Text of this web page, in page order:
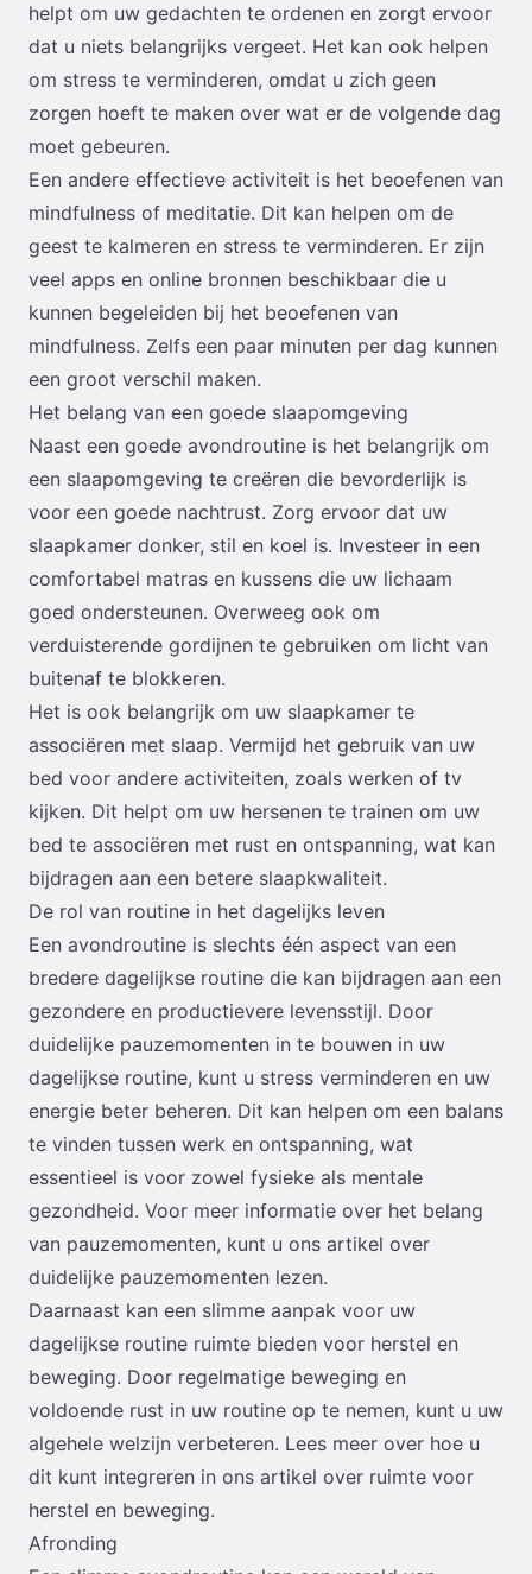
helpt om uw gedachten te ordenen en zorgt ervoor
dat u niets belangrijks vergeet. Het kan ook helpen
om stress te verminderen, omdat u zich geen
zorgen hoeft te maken over wat er de volgende dag
moet gebeuren.
Een andere effectieve activiteit is het beoefenen van
mindfulness of meditatie. Dit kan helpen om de
geest te kalmeren en stress te verminderen. Er zijn
veel apps en online bronnen beschikbaar die u
kunnen begeleiden bij het beoefenen van
mindfulness. Zelfs een paar minuten per dag kunnen
een groot verschil maken.
Het belang van een goede slaapomgeving
Naast een goede avondroutine is het belangrijk om
een slaapomgeving te creëren die bevorderlijk is
voor een goede nachtrust. Zorg ervoor dat uw
slaapkamer donker, stil en koel is. Investeer in een
comfortabel matras en kussens die uw lichaam
goed ondersteunen. Overweeg ook om
verduisterende gordijnen te gebruiken om licht van
buitenaf te blokkeren.
Het is ook belangrijk om uw slaapkamer te
associëren met slaap. Vermijd het gebruik van uw
bed voor andere activiteiten, zoals werken of tv
kijken. Dit helpt om uw hersenen te trainen om uw
bed te associëren met rust en ontspanning, wat kan
bijdragen aan een betere slaapkwaliteit.
De rol van routine in het dagelijks leven
Een avondroutine is slechts één aspect van een
bredere dagelijkse routine die kan bijdragen aan een
gezondere en productievere levensstijl. Door
duidelijke pauzemomenten in te bouwen in uw
dagelijkse routine, kunt u stress verminderen en uw
energie beter beheren. Dit kan helpen om een balans
te vinden tussen werk en ontspanning, wat
essentieel is voor zowel fysieke als mentale
gezondheid. Voor meer informatie over het belang
van pauzemomenten, kunt u ons artikel over
duidelijke pauzemomenten lezen.
Daarnaast kan een slimme aanpak voor uw
dagelijkse routine ruimte bieden voor herstel en
beweging. Door regelmatige beweging en
voldoende rust in uw routine op te nemen, kunt u uw
algehele welzijn verbeteren. Lees meer over hoe u
dit kunt integreren in ons artikel over ruimte voor
herstel en beweging.
Afronding